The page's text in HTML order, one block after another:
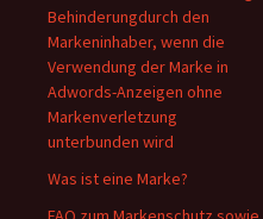
Behinderungdurch den
Markeninhaber, wenn die
Verwendung der Marke in
Adwords-Anzeigen ohne
Markenverletzung
unterbunden wird
Was ist eine Marke?